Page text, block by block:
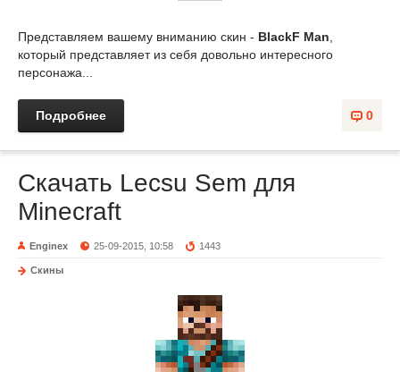
Представляем вашему вниманию скин - BlackF Man
который представляет из себя довольно интересного
персонажа...
0
Подробнее
Скачать Lecsu Sem для
Minecraft
Enginex 25-09-2015, 10:58 1443
Скины